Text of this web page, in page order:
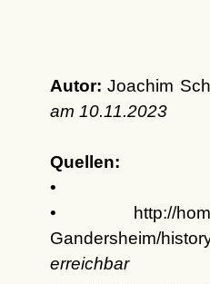
Autor: Joachim
am 10.11.2023
Quellen:
•
• http://home.t-
Gandersheim/
erreichbar